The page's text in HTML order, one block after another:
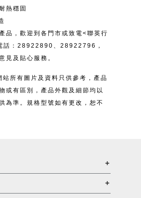
熱穩固
品，歡迎到各門市或致電<聯英行
話：28922890、28922796，
見及貼心服務。
所有圖片及資料只供參考，產品
或有區別，產品外觀及細節均以
為準。規格型號如有更改，恕不